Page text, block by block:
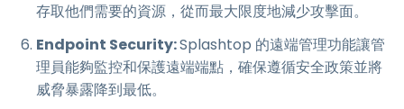
存取他們需要的資源，從而最大限度地減少攻擊面。
Endpoint Security:Splashtop 的遠端管理功能讓管
理員能夠監控和保護遠端端點，確保遵循安全政策並將
威脅暴露降到最低。